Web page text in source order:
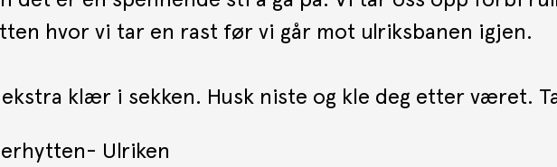
hvor vi tar en rast før vi går mot ulriksbanen igjen.
klær i sekken. Husk niste og kle deg etter været.
Ulriken